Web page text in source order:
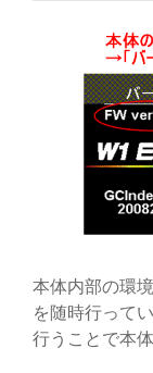
本体内部の環
を随時行って
行うことで本